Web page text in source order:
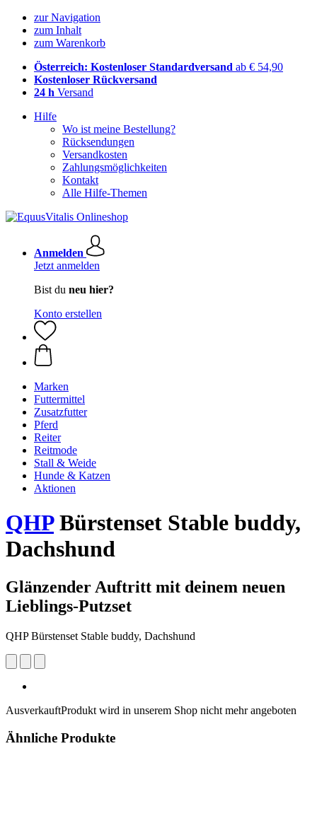
zur Navigation
zum Inhalt
zum Warenkorb
Österreich: Kostenloser Standardversand ab € 54,90
Kostenloser Rückversand
24 h Versand
Hilfe
Wo ist meine Bestellung?
Rücksendungen
Versandkosten
Zahlungsmöglichkeiten
Kontakt
Alle Hilfe-Themen
Anmelden
Jetzt anmelden
Bist du neu hier?
Konto erstellen
Marken
Futtermittel
Zusatzfutter
Pferd
Reiter
Reitmode
Stall & Weide
Hunde & Katzen
Aktionen
QHPBürstenset Stable buddy,
Dachshund
Glänzender Auftritt mit deinem neuen
Lieblings-Putzset
QHP Bürstenset Stable buddy, Dachshund
AusverkauftProdukt wird in unserem Shop nicht mehr angeboten
Ähnliche Produkte